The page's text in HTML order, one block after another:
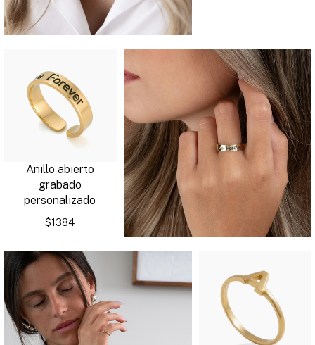
Anillo abierto
grabado
personalizado
$1384